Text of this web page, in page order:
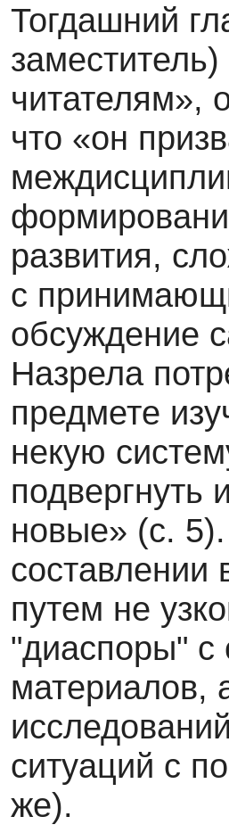
Тогдашний
читателям»,
что «он
развития,
с
обсуждение
Назрела
предмете
некую
подвергнуть
новые» (с.
составлении
путем не
"диаспоры" с
материалов,
ситуаций с
же).